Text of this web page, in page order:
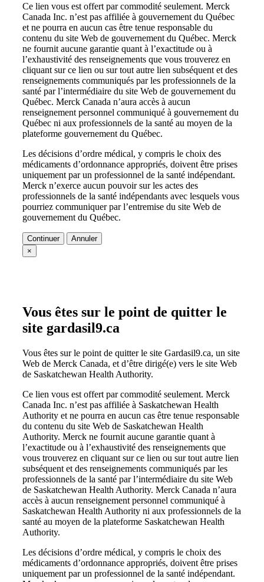
Ce lien vous est offert par commodité seulement. Merck
Canada Inc. n’est pas affiliée à gouvernement du Québec
et ne pourra en aucun cas être tenue responsable du
contenu du site Web de gouvernement du Québec. Merck
ne fournit aucune garantie quant à l’exactitude ou à
l’exhaustivité des renseignements que vous trouverez en
cliquant sur ce lien ou sur tout autre lien subséquent et des
renseignements communiqués par les professionnels de la
santé par l’intermédiaire du site Web de gouvernement du
Québec. Merck Canada n’aura accès à aucun
renseignement personnel communiqué à gouvernement du
Québec ni aux professionnels de la santé au moyen de la
plateforme gouvernement du Québec.
Les décisions d’ordre médical, y compris le choix des
médicaments d’ordonnance appropriés, doivent être prises
uniquement par un professionnel de la santé indépendant.
Merck n’exerce aucun pouvoir sur les actes des
professionnels de la santé indépendants avec lesquels vous
pourriez communiquer par l’entremise du site Web de
gouvernement du Québec.
Continuer
Annuler
×
Vous êtes sur le point de quitter le
site gardasil9.ca
Vous êtes sur le point de quitter le site Gardasil9.ca, un site
Web de Merck Canada, et d’être dirigé(e) vers le site Web
de Saskatchewan Health Authority.
Ce lien vous est offert par commodité seulement. Merck
Canada Inc. n’est pas affiliée à Saskatchewan Health
Authority et ne pourra en aucun cas être tenue responsable
du contenu du site Web de Saskatchewan Health
Authority. Merck ne fournit aucune garantie quant à
l’exactitude ou à l’exhaustivité des renseignements que
vous trouverez en cliquant sur ce lien ou sur tout autre lien
subséquent et des renseignements communiqués par les
professionnels de la santé par l’intermédiaire du site Web
de Saskatchewan Health Authority. Merck Canada n’aura
accès à aucun renseignement personnel communiqué à
Saskatchewan Health Authority ni aux professionnels de la
santé au moyen de la plateforme Saskatchewan Health
Authority.
Les décisions d’ordre médical, y compris le choix des
médicaments d’ordonnance appropriés, doivent être prises
uniquement par un professionnel de la santé indépendant.